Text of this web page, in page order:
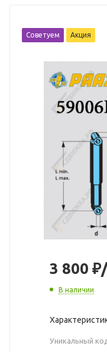
Советуем Акция
3 800 ₽
В наличии
Уникальный